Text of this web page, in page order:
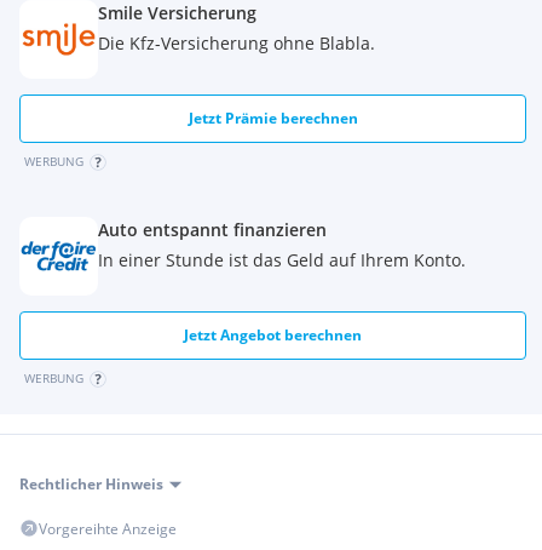
Smile Versicherung
Die Kfz-Versicherung ohne Blabla.
Jetzt Prämie berechnen
WERBUNG
Auto entspannt finanzieren
In einer Stunde ist das Geld auf Ihrem Konto.
Jetzt Angebot berechnen
WERBUNG
Rechtlicher Hinweis
Vorgereihte Anzeige